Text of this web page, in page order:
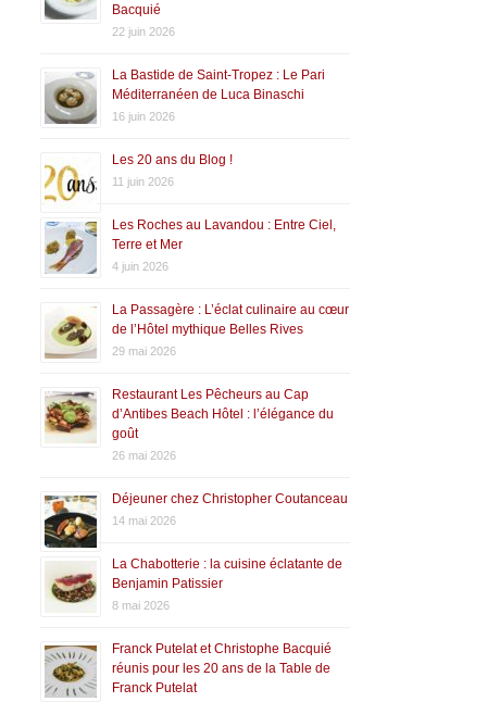
Bacquié
22 juin 2026
La Bastide de Saint-Tropez : Le Pari
Méditerranéen de Luca Binaschi
16 juin 2026
Les 20 ans du Blog !
11 juin 2026
Les Roches au Lavandou : Entre Ciel,
Terre et Mer
4 juin 2026
La Passagère : L’éclat culinaire au cœur
de l’Hôtel mythique Belles Rives
29 mai 2026
Restaurant Les Pêcheurs au Cap
d’Antibes Beach Hôtel : l’élégance du
goût
26 mai 2026
Déjeuner chez Christopher Coutanceau
14 mai 2026
La Chabotterie : la cuisine éclatante de
Benjamin Patissier
8 mai 2026
Franck Putelat et Christophe Bacquié
réunis pour les 20 ans de la Table de
Franck Putelat